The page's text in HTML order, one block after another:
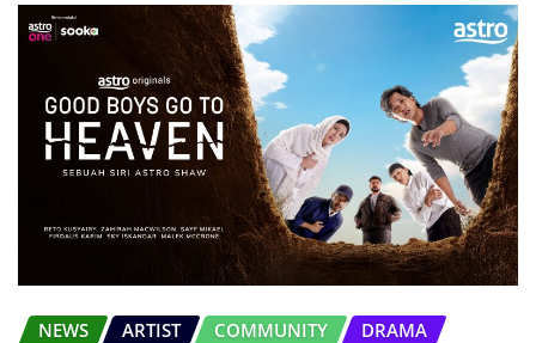
NEWS ARTIST COMMUNITY
DRAMA